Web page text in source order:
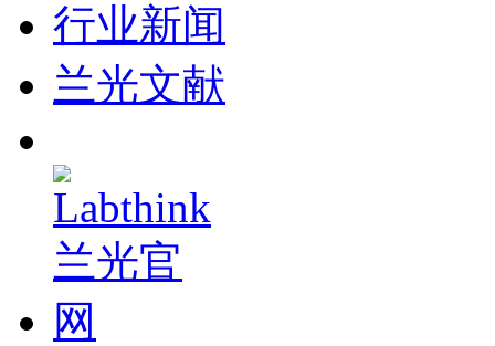
行业新闻
兰光文献